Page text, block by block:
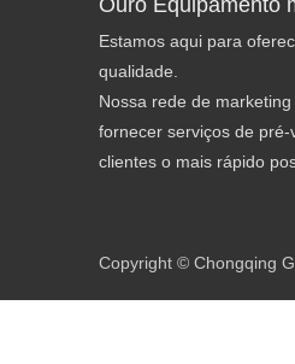
Ouro Equipamento
Estamos aqui para
qualidade.
Nossa rede de
fornecer serviços de
clientes o mais rápido
Copyright © Chongqing